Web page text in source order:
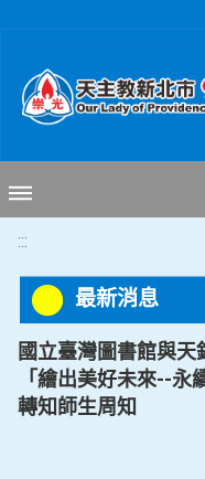
:::
最新消息
國立臺灣圖書館與
「繪出美好未來--永
轉知師生周知